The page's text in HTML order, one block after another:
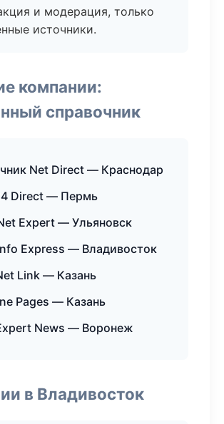
и модерация, только
источники.
компании:
справочник
Net Direct — Краснодар
Direct — Пермь
Expert — Ульяновск
Express — Владивосток
Link — Казань
Pages — Казань
News — Воронеж
в Владивосток